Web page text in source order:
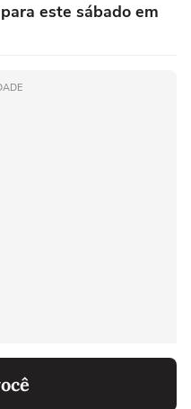
este sábado em